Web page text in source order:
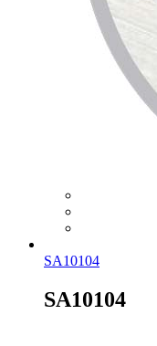
SA10104
SA10104